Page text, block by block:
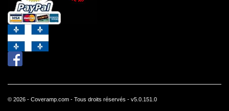
© 2026 - Coveramp.com - Tous droits réservés - v5.0.151.0